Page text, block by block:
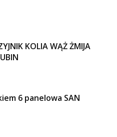
KOLIA WĄŻ ŻMIJA
6 panelowa SAN